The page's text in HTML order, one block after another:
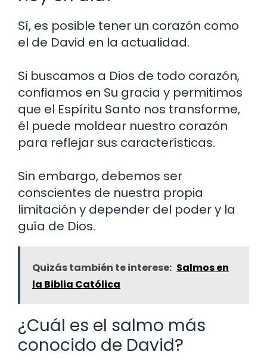
Sí, es posible tener un corazón como
el de David en la actualidad.
Si buscamos a Dios de todo corazón,
confiamos en Su gracia y permitimos
que el Espíritu Santo nos transforme,
él puede moldear nuestro corazón
para reflejar sus características.
Sin embargo, debemos ser
conscientes de nuestra propia
limitación y depender del poder y la
guía de Dios.
Quizás también te interese: Salmos en
la Biblia Católica
¿Cuál es el salmo más
conocido de David?